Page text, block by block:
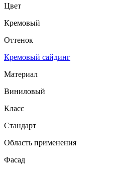
Цвет
Кремовый
Оттенок
Кремовый сайдинг
Материал
Виниловый
Класс
Стандарт
Область применения
Фасад